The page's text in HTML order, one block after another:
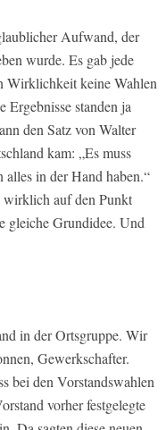
Aufwand, der
wurde. Es gab jede
Wirklichkeit keine Wahlen
standen ja
den Satz von Walter
kam: „Es muss
alles in der Hand haben.“
auf den Punkt
gleiche Grundidee. Und
in der Ortsgruppe. Wir
Gewerkschafter.
bei den Vorstandswahlen
vorher festgelegte